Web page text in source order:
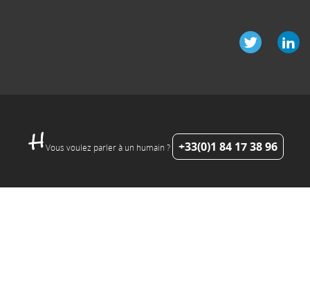
Vous voulez parler à un humain ? +33(0)1 84 17 38 96